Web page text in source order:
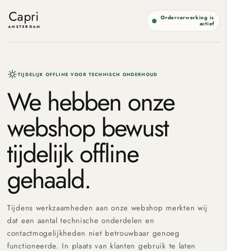
naar de
content
Capri
AMSTERDAM
Orderverwerking is
actief
TIJDELIJK OFFLINE VOOR TECHNISCH ONDERHOUD
We hebben onze
webshop bewust
tijdelijk offline
gehaald.
Tijdens werkzaamheden aan onze webshop merkten wij
dat een aantal technische onderdelen en
contactmogelijkheden niet betrouwbaar genoeg
functioneerde. In plaats van klanten gebruik te laten